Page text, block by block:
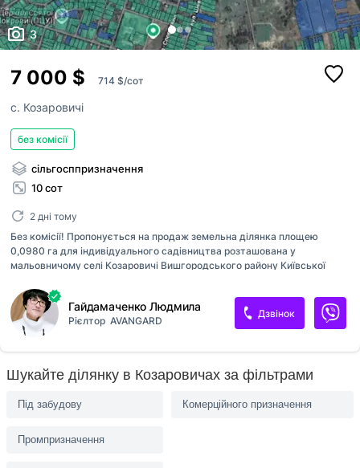
3
7 000 $ 714 $/сот
с. Козаровичі
без комісії
сільгосппризначення
10 сот
2 дні тому
Без комісії! Пропонується на продаж земельна ділянка площею
0,0980 га для індивідуального садівництва розташована у
мальовничому селі Козаровичі Вишгородського району Київської
кутова, прямокутної форми, недалеко Київське водосховище
Можлива продаж трьох суміжних ділянок, одна з яких фасадна. Ціна
7000 у.е.
Гайдамаченко Людмила
Рієлтор AVANGARD
Дзвінок
Шукайте ділянку в Козаровичах за фільтрами
Під забудову
Промпризначення
Комерційного призначення